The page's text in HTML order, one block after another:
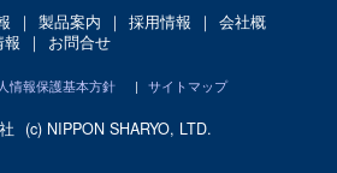
｜ 製品案内 ｜ 採用情報 ｜
会社概
報 ｜ お問合せ
情報保護基本方針 | サイトマップ
(c) NIPPON SHARYO, LTD.